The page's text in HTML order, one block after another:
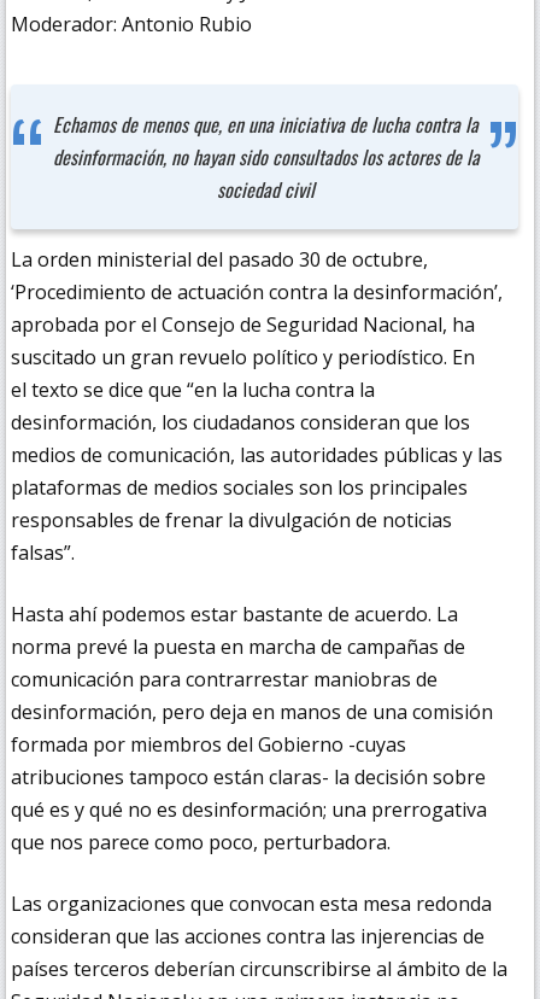
Moderador: Antonio Rubio
Echamos de menos que, en una iniciativa de lucha contra la
desinformación, no hayan sido consultados los actores de la
sociedad civil
La orden ministerial del pasado 30 de octubre,
‘Procedimiento de actuación contra la desinformación’,
aprobada por el Consejo de Seguridad Nacional, ha
suscitado un gran revuelo político y periodístico. En
el texto se dice que “en la lucha contra la
desinformación, los ciudadanos consideran que los
medios de comunicación, las autoridades públicas y las
plataformas de medios sociales son los principales
responsables de frenar la divulgación de noticias
falsas”.
Hasta ahí podemos estar bastante de acuerdo. La
norma prevé la puesta en marcha de campañas de
comunicación para contrarrestar maniobras de
desinformación, pero deja en manos de una comisión
formada por miembros del Gobierno -cuyas
atribuciones tampoco están claras- la decisión sobre
qué es y qué no es desinformación; una prerrogativa
que nos parece como poco, perturbadora.
Las organizaciones que convocan esta mesa redonda
consideran que las acciones contra las injerencias de
países terceros deberían circunscribirse al ámbito de la